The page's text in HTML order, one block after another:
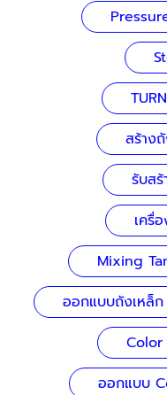
สร้าง
รับสร้
เครื่
Mixing
ออกแบบถังเหล็ก
ออกแบบ